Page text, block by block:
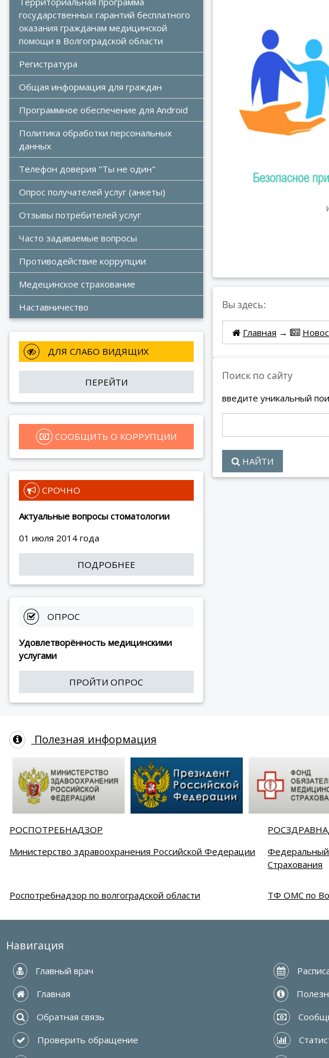
государственных гарантий бесплатного
оказания гражданам медицинской
помощи в Волгоградской области
Регистратура
Общая информация для граждан
Программное обеспечение для Android
Политика обработки персональных
данных
Телефон доверия "Ты не один"
Опрос получателей услуг (анкеты)
Отзывы потребителей услуг
Часто задаваемые вопросы
Противодействие коррупции
Медецинское страхование
Наставничество
ДЛЯ СЛАБО ВИДЯЩИХ
ПЕРЕЙТИ
СООБЩИТЬ О КОРРУПЦИИ
СРОЧНО
Актуальные вопросы стоматологии
01 июля 2014 года
ПОДРОБНЕЕ
ОПРОС
Удовлетворённость медицинскими
услугами
ПРОЙТИ ОПРОС
Вы здесь:
Главная →
Поиск по сайту
введите уникальный
НАЙТИ
Полезная информация
РОСПОТРЕБНАДЗОР
Министерство здравоохранения Российской Федерации
Страхования
Роспотребнадзор по волгоградской области
ТФ ОМС по
Навигация
Главный врач
Главная
Обратная связь
Проверить обращение